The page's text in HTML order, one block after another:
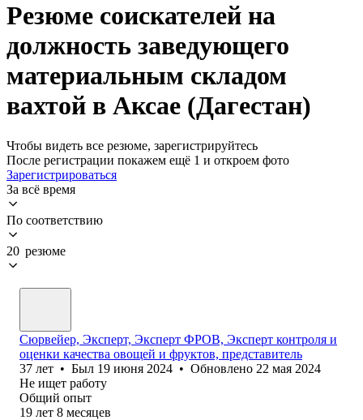
Резюме соискателей на
должность заведующего
материальным складом
вахтой в Аксае (Дагестан)
Чтобы видеть все резюме, зарегистрируйтесь
После регистрации покажем ещё 1 и откроем фото
Зарегистрироваться
За всё время
По соответствию
20 резюме
Сюрвейер, Эксперт, Эксперт ФРОВ, Эксперт контроля и
оценки качества овощей и фруктов, представитель
37 лет • Был 19 июня 2024 • Обновлено 22 мая 2024
Не ищет работу
Общий опыт
19 лет 8 месяцев